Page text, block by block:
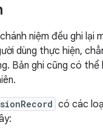
niệm đều ghi lại
dùng thực hiện,
Bản ghi cũng có thể
có các